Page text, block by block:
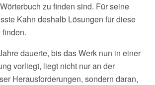
zu finden sind. Für seine
Kahn deshalb Lösungen für diese
dauerte, bis das Werk nun in einer
vorliegt, liegt nicht nur an der
Herausforderungen, sondern daran,